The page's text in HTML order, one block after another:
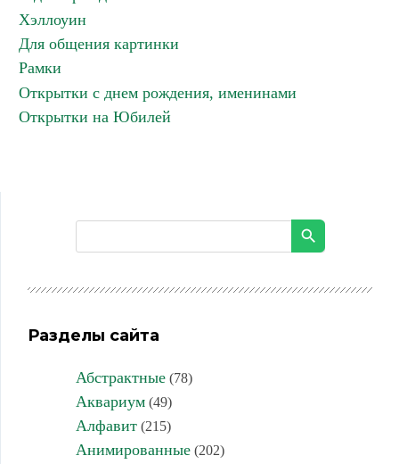
Хэллоуин
Для общения картинки
Рамки
Открытки с днем рождения, именинами
Открытки на Юбилей
Разделы сайта
Абстрактные(78)
Аквариум(49)
Алфавит(215)
Анимированные(202)